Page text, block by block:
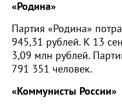
«Родина»
Партия «Родина»
945,31 рублей. К 13
3,09 млн рублей.
791 351 человек.
«Коммунисты России»